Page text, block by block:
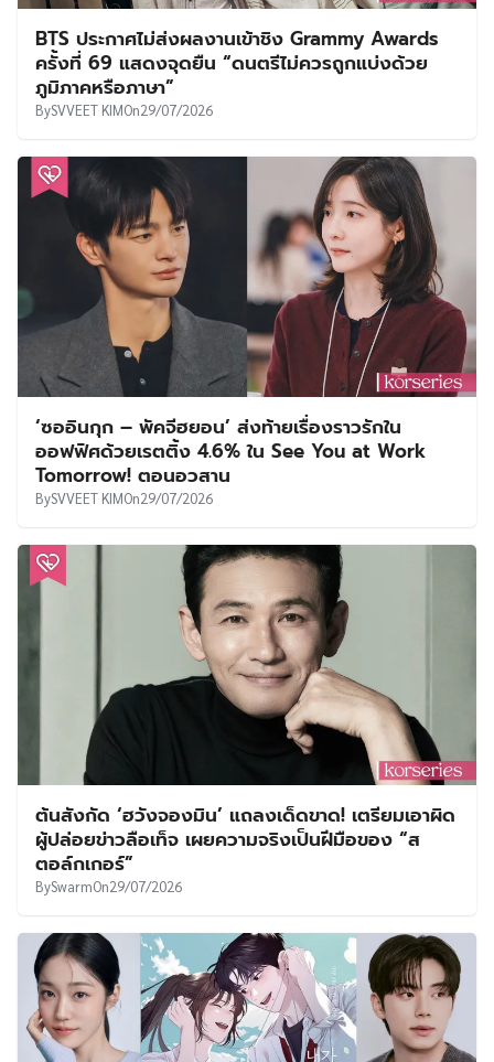
BTS ประกาศไม่ส่งผลงานเข้าชิง Grammy Awards
ครั้งที่ 69 แสดงจุดยืน “ดนตรีไม่ควรถูกแบ่งด้วย
ภูมิภาคหรือภาษา”
BySVVEET KIMOn29/07/2026
‘ซออินกุก – พัคจีฮยอน’ ส่งท้ายเรื่องราวรักใน
ออฟฟิศด้วยเรตติ้ง 4.6% ใน See You at Work
Tomorrow! ตอนอวสาน
BySVVEET KIMOn29/07/2026
ต้นสังกัด ‘ฮวังจองมิน’ แถลงเด็ดขาด! เตรียมเอาผิด
ผู้ปล่อยข่าวลือเท็จ เผยความจริงเป็นฝีมือของ “ส
ตอล์กเกอร์”
BySwarmOn29/07/2026